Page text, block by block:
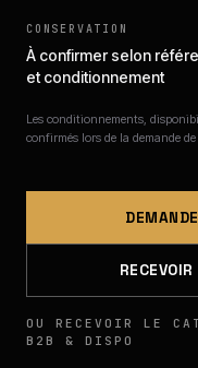
CONSERVATION
À confirmer selon
et conditionnement
Les conditionnements,
confirmés lors de la demande de
OU RECEVOIR LE
B2B & DISPO